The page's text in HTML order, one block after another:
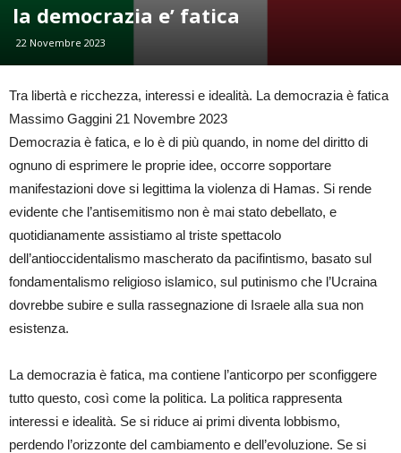
la democrazia e’ fatica
22 Novembre 2023
Tra libertà e ricchezza, interessi e idealità. La democrazia è fatica
Massimo Gaggini 21 Novembre 2023
Democrazia è fatica, e lo è di più quando, in nome del diritto di
ognuno di esprimere le proprie idee, occorre sopportare
manifestazioni dove si legittima la violenza di Hamas. Si rende
evidente che l’antisemitismo non è mai stato debellato, e
quotidianamente assistiamo al triste spettacolo
dell’antioccidentalismo mascherato da pacifintismo, basato sul
fondamentalismo religioso islamico, sul putinismo che l’Ucraina
dovrebbe subire e sulla rassegnazione di Israele alla sua non
esistenza.
La democrazia è fatica, ma contiene l’anticorpo per sconfiggere
tutto questo, così come la politica. La politica rappresenta
interessi e idealità. Se si riduce ai primi diventa lobbismo,
perdendo l’orizzonte del cambiamento e dell’evoluzione. Se si